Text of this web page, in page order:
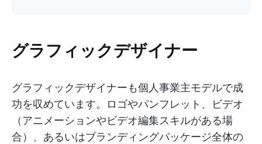
グラフィックデザイナー
グラフィックデザイナーも個人事業主モデルで成
功を収めています。ロゴやパンフレット、ビデオ
（アニメーションやビデオ編集スキルがある場
合）、あるいはブランディングパッケージ全体の